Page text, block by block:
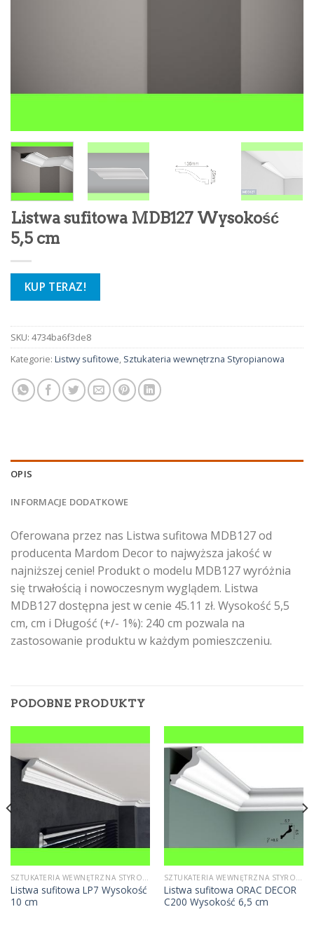
Listwa sufitowa MDB127 Wysokość
5,5 cm
KUP TERAZ!
SKU: 4734ba6f3de8
Kategorie: Listwy sufitowe, Sztukateria wewnętrzna Styropianowa
OPIS
INFORMACJE DODATKOWE
Oferowana przez nas Listwa sufitowa MDB127 od
producenta Mardom Decor to najwyższa jakość w
najniższej cenie! Produkt o modelu MDB127 wyróżnia
się trwałością i nowoczesnym wyglądem. Listwa
MDB127 dostępna jest w cenie 45.11 zł. Wysokość 5,5
cm, cm i Długość (+/- 1%): 240 cm pozwala na
zastosowanie produktu w każdym pomieszczeniu.
PODOBNE PRODUKTY
SZTUKATERIA WEWNĘTRZNA STYROPIANOWA
Listwa sufitowa LP7 Wysokość
10 cm
SZTUKATERIA WEWNĘTRZNA STYROPIANOWA
Listwa sufitowa ORAC DECOR
C200 Wysokość 6,5 cm